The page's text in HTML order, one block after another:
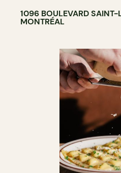
1096 BOULEVARD SAINT-
MONTRÉAL